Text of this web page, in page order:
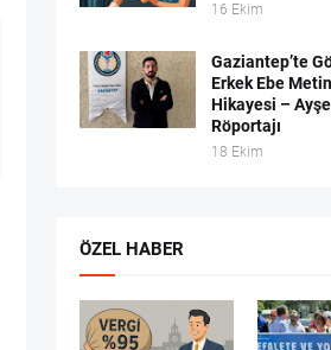
16 Ekim
Gaziantep’te
Erkek Ebe Metin
Hikayesi – Ayşe
Röportajı
18 Ekim
ÖZEL HABER